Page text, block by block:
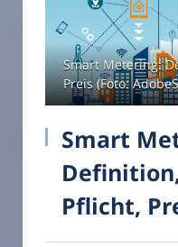
Smart Metering:
Preis (Foto:
Smart
Pflicht,